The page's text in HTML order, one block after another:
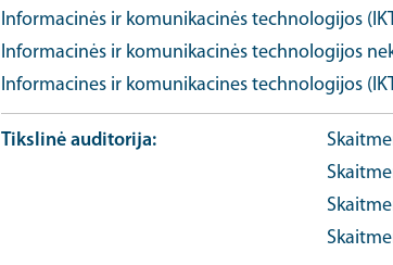
Informacinės ir komunikacinės technologijos
Informacinės ir komunikacinės technologijos
Informacines ir komunikacines technologijos
Tikslinė auditorija